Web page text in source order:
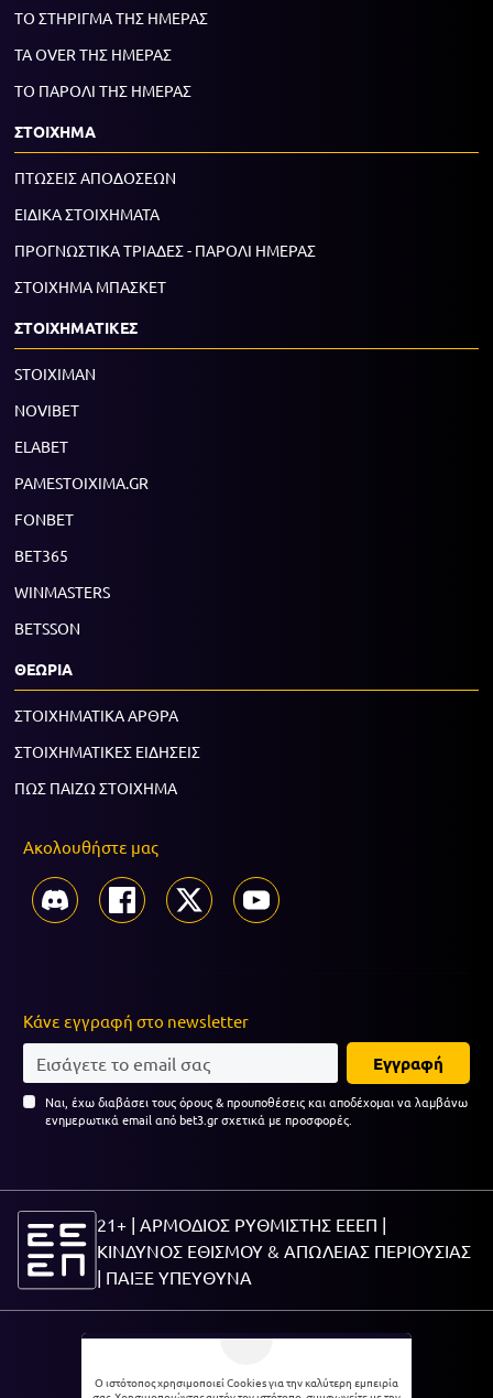
Ο ιστότοπος χρησιμοποιεί Cookies για την καλύτερη εμπειρία
ΤΟ ΣΤΗΡΙΓΜΑ ΤΗΣ ΗΜΕΡΑΣ
ΤΑ OVER ΤΗΣ ΗΜΕΡΑΣ
ΤΟ ΠΑΡΟΛΙ ΤΗΣ ΗΜΕΡΑΣ
ΣΤΟΙΧΗΜΑ
ΠΤΩΣΕΙΣ ΑΠΟΔΟΣΕΩΝ
ΕΙΔΙΚΑ ΣΤΟΙΧΗΜΑΤΑ
ΠΡΟΓΝΩΣΤΙΚΑ ΤΡΙΑΔΕΣ - ΠΑΡΟΛΙ ΗΜΕΡΑΣ
ΣΤΟΙΧΗΜΑ ΜΠΑΣΚΕΤ
ΣΤΟΙΧΗΜΑΤΙΚΕΣ
STOIXIMAN
NOVIBET
ELABET
PAMESTOIXIMA.GR
FONBET
BET365
WINMASTERS
BETSSON
ΘΕΩΡΙΑ
ΣΤΟΙΧΗΜΑΤΙΚΑ ΑΡΘΡΑ
ΣΤΟΙΧΗΜΑΤΙΚΕΣ ΕΙΔΗΣΕΙΣ
ΠΩΣ ΠΑΙΖΩ ΣΤΟΙΧΗΜΑ
Ακολουθήστε μας
Κάνε εγγραφή στο newsletter
Εγγραφή
Ναι, έχω διαβάσει τους όρους & προυποθέσεις και αποδέχομαι να λαμβάνω
ενημερωτικά email από bet3.gr σχετικά με προσφορές.
21+ | ΑΡΜΟΔΙΟΣ ΡΥΘΜΙΣΤΗΣ ΕΕΕΠ |
ΚΙΝΔΥΝΟΣ ΕΘΙΣΜΟΥ & ΑΠΩΛΕΙΑΣ ΠΕΡΙΟΥΣΙΑΣ
| ΠΑΙΞΕ ΥΠΕΥΘΥΝΑ
21+